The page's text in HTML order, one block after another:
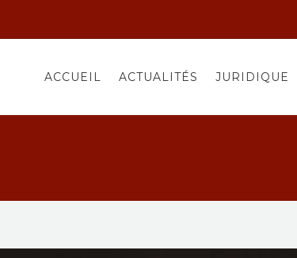
ACCUEIL ACTUALITÉS JURIDIQUE